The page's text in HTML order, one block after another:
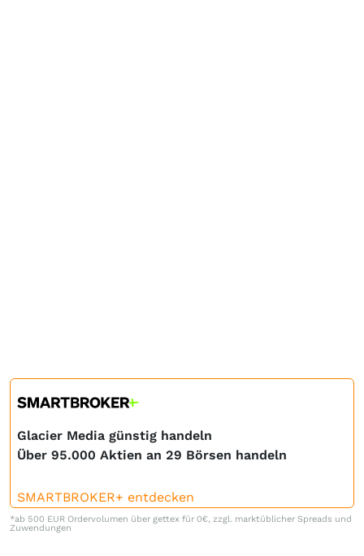
Glacier Media günstig handeln
Über 95.000 Aktien an 29 Börsen handeln
SMARTBROKER+ entdecken
*ab 500 EUR Ordervolumen über gettex für 0€, zzgl. marktüblicher Spreads und
Zuwendungen